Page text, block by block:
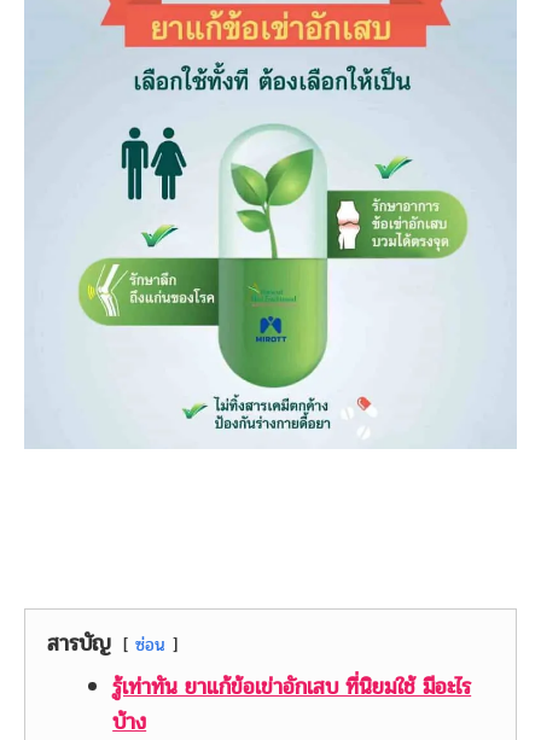
สารบัญ ซ่อน
รู้เท่าทัน ยาแก้ข้อเข่าอักเสบ ที่นิยมใช้ มีอะไร
บ้าง